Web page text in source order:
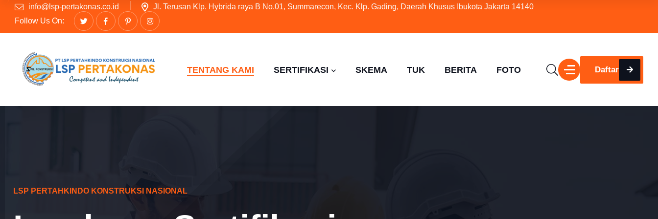
info@lsp-pertakonas.co.id
Jl. Terusan Klp. Hybrida raya B No.01, Summarecon, Kec. Klp. Gading, Daerah Khusus Ibukota Jakarta 14140
Follow Us On:
TENTANG KAMI SERTIFIKASI SKEMA TUK BERITA FOTO Daftar
LSP PERTAHKINDO KONSTRUKSI NASIONAL